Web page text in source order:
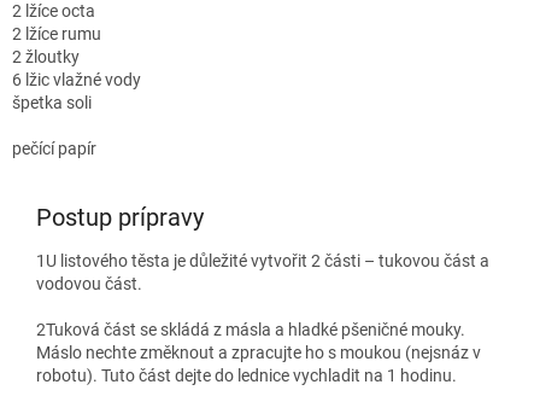
2 lžíce octa
2 lžíce rumu
2 žloutky
6 lžic vlažné vody
špetka soli
pečící papír
Postup prípravy
1 U listového těsta je důležité vytvořit 2 části – tukovou část a
vodovou část.
2Tuková část se skládá z másla a hladké pšeničné mouky.
Máslo nechte změknout a zpracujte ho s moukou (nejsnáz v
robotu). Tuto část dejte do lednice vychladit na 1 hodinu.